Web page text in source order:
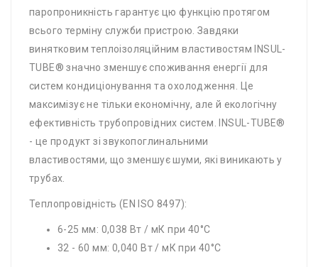
паропроникність гарантує цю функцію протягом
всього терміну служби пристрою. Завдяки
винятковим теплоізоляційним властивостям INSUL-
TUBE® значно зменшує споживання енергії для
систем кондиціонування та охолодження. Це
максимізує не тільки економічну, але й екологічну
ефективність трубопровідних систем. INSUL-TUBE®
- це продукт зі звукопоглинальними
властивостями, що зменшує шуми, які виникають у
трубах.
Теплопровідність (EN ISO 8497):
6-25 мм: 0,038 Вт / мК при 40°C
32 - 60 мм: 0,040 Вт / мК при 40°C